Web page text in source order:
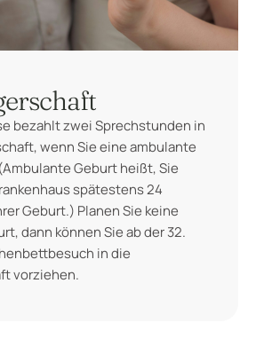
bezahlt zwei Sprechstunden in
wenn Sie eine ambulante
Geburt heißt, Sie
spätestens 24
Geburt.) Planen Sie keine
dann können Sie ab der 32.
in die
vorziehen.